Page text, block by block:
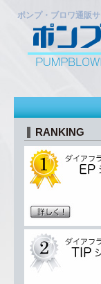
ポンプ・ブロワ通販
RANKING